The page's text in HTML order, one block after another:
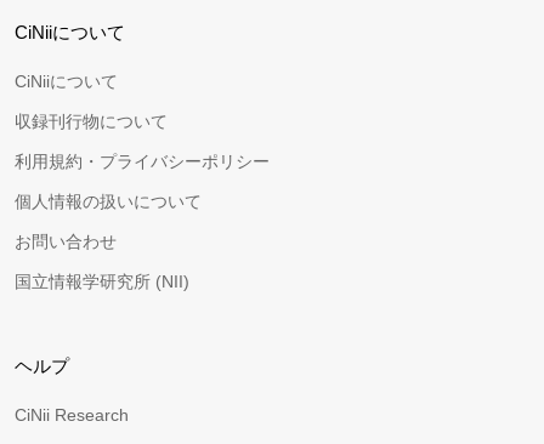
CiNiiについて
CiNiiについて
収録刊行物について
利用規約・プライバシーポリシー
個人情報の扱いについて
お問い合わせ
国立情報学研究所 (NII)
ヘルプ
CiNii Research